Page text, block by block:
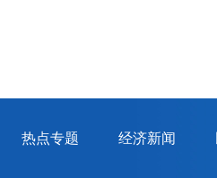
热点专题 经济新闻